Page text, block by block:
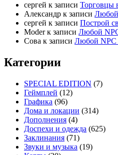
cергей к записи Торговцы
Александр к записи Любой
cергей к записи Построй
Moderк записи Любой
Сова к записи Любой NPC
Категории
SPECIAL EDITION (7)
Геймплей (12)
Графика (96)
Дома и локации (314)
Дополнения (4)
Доспехи и одежда (625)
Заклинания (71)
Звуки и музыка (19)